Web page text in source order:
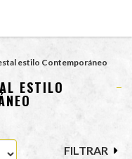
estilo Contemporáneo
ESTILO
FILTRAR